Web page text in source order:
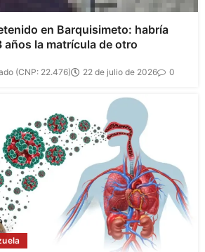
en Barquisimeto: habría
años la matrícula de otro
(CNP: 22.476) 22 de julio de 2026 0